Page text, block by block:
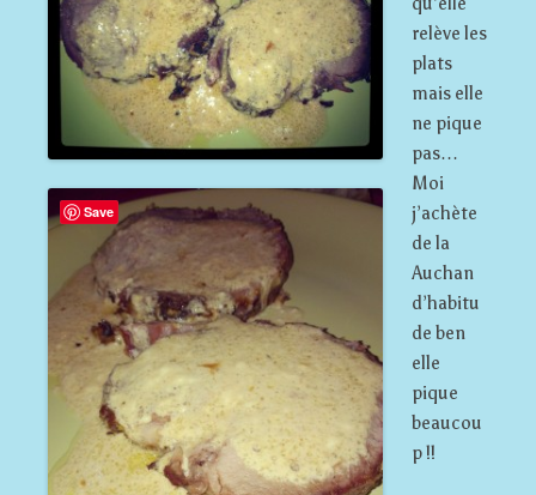
relève les
plats
mais elle
ne pique
pas…
Moi
j’achète
de la
Auchan
d’habitu
de ben
elle
pique
beaucou
p !!
Save